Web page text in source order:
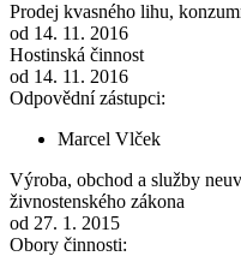
Prodej kvasného lihu,
od 14. 11. 2016
Hostinská činnost
od 14. 11. 2016
Odpovědní zástupci:
Marcel Vlček
Výroba, obchod a služby
živnostenského zákona
od 27. 1. 2015
Obory činnosti: